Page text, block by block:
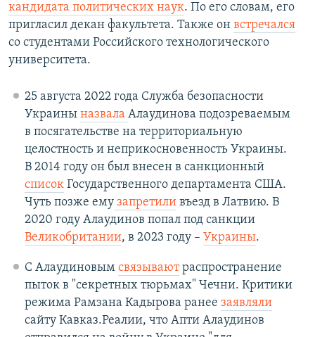
кандидата политических наук. По его словам, его
пригласил декан факультета. Также он встречался
со студентами Российского технологического
университета.
25 августа 2022 года Служба безопасности
Украины назвала Алаудинова подозреваемым
в посягательстве на территориальную
целостность и неприкосновенность Украины.
В 2014 году он был внесен в санкционный
списокГосударственного департамента США.
Чуть позже емузапретиливъезд в Латвию. В
2020 году Алаудинов попал под санкции
Великобритании, в 2023 году – Украины.
С Алаудиновым связываютраспространение
пыток в "секретных тюрьмах" Чечни. Критики
режима Рамзана Кадырова ранее заявляли
сайту Кавказ.Реалии, что Апти Алаудинов